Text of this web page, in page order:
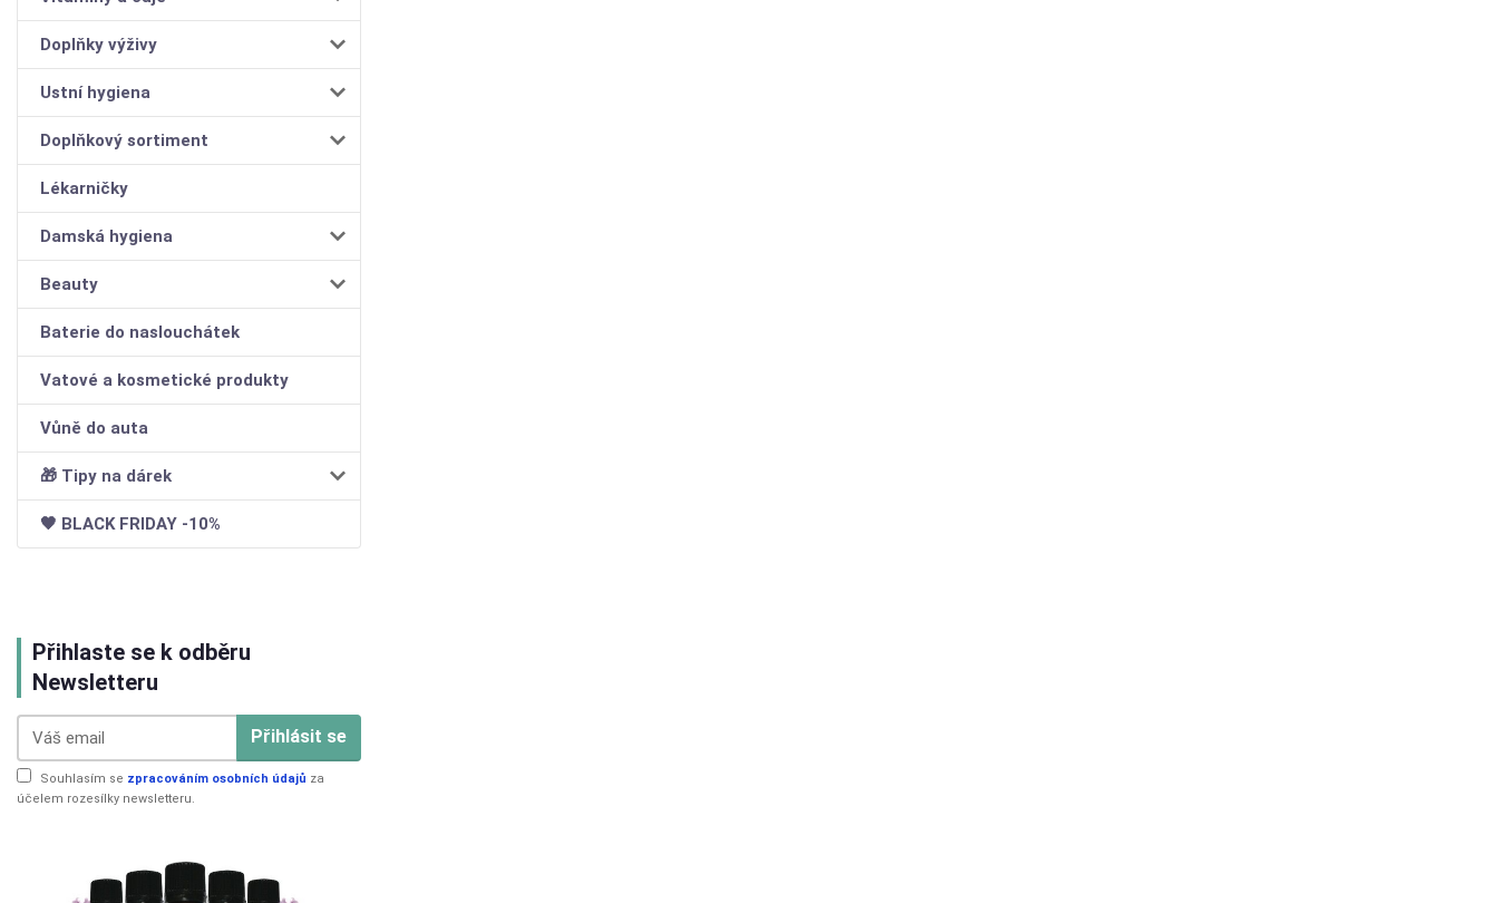
Doplňky výživy
Ustní hygiena
Doplňkový sortiment
Lékarničky
Damská hygiena
Beauty
Baterie do naslouchátek
Vatové a kosmetické produkty
Vůně do auta
🎁 Tipy na dárek
🖤 BLACK FRIDAY -10%
Přihlaste se k odběru
Newsletteru
Přihlásit se
Souhlasím se zpracováním osobních údajů za
účelem rozesílky newsletteru.